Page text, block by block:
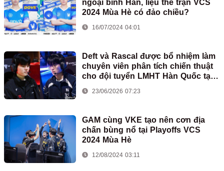
ngoại binh Hàn, liệu thế trận VCS
2024 Mùa Hè có đảo chiều?
16/07/2024 04:01
Deft và Rascal được bổ nhiệm làm
chuyên viên phân tích chiến thuật
cho đội tuyển LMHT Hàn Quốc tại
ASIAD
23/06/2026 07:23
GAM cùng VKE tạo nên cơn địa
chấn bùng nổ tại Playoffs VCS
2024 Mùa Hè
12/08/2024 03:11